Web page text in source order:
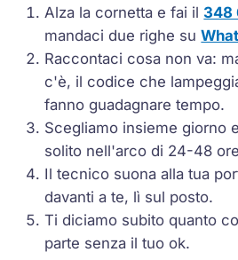
Alza la cornetta e fai il 348
mandaci due righe su
Raccontaci cosa non va:
c'è, il codice che
fanno guadagnare tempo.
Scegliamo insieme giorno
solito nell'arco di 24-48
Il tecnico suona alla tua
davanti a te, lì sul posto.
Ti diciamo subito quanto
parte senza il tuo ok.